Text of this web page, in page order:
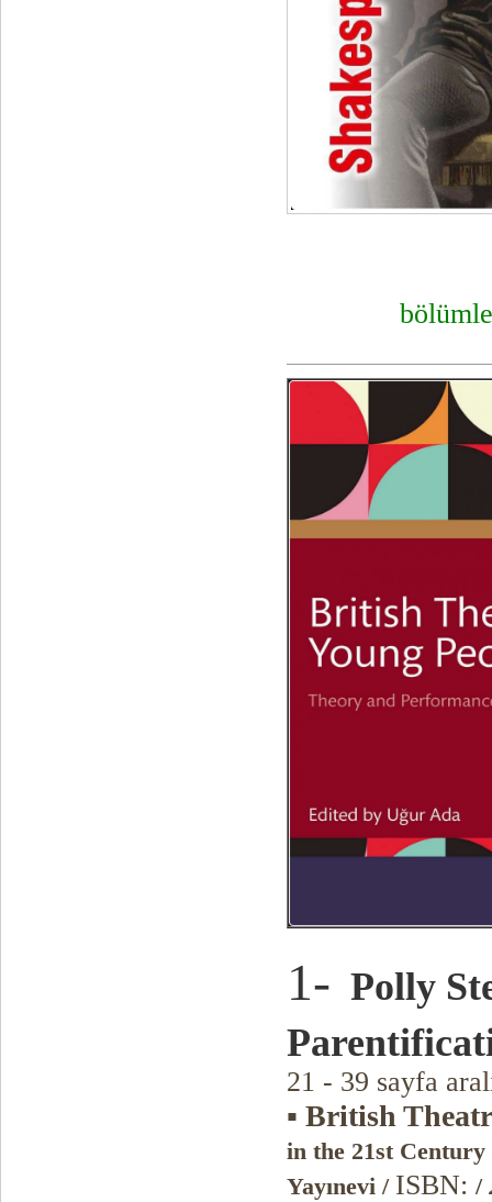
1- Polly
21 - 39 sayfa
▪ British
in the 21st
Yayınevi / ISBN: /